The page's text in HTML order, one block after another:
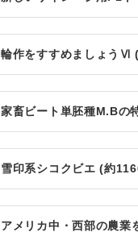
輪作をすすめましょうⅥ
家畜ビート単胚種M.Bの
雪印系シコクビエ (約
アメリカ中・西部の農